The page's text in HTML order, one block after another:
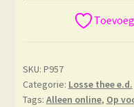
SKU: P957
Categorie: Losse thee e.d.
Tags: Alleen online, Op